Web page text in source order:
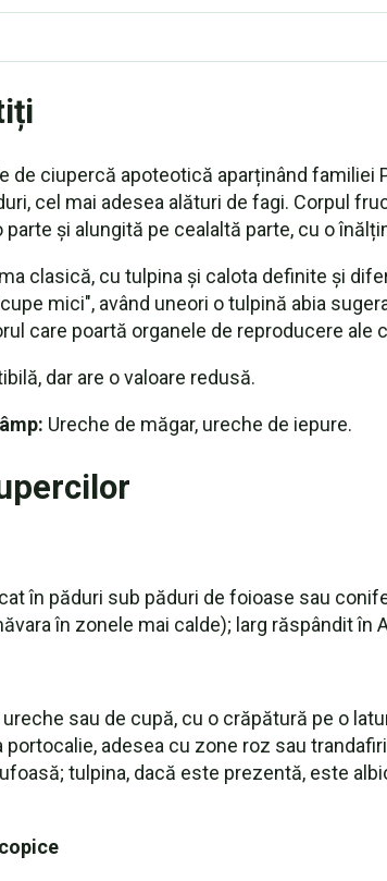
de ciupercă apoteotică aparținând
cel mai adesea alături de fagi. Corpul
și alungită pe cealaltă parte, cu o
clasică, cu tulpina și calota definite și
mici", având uneori o tulpină abia
care poartă organele de reproducere ale
dar are o valoare redusă.
Ureche de măgar, ureche de iepure.
în păduri sub păduri de foioase sau
în zonele mai calde); larg răspândit în
sau de cupă, cu o crăpătură pe o
portocalie, adesea cu zone roz sau
tulpina, dacă este prezentă, este